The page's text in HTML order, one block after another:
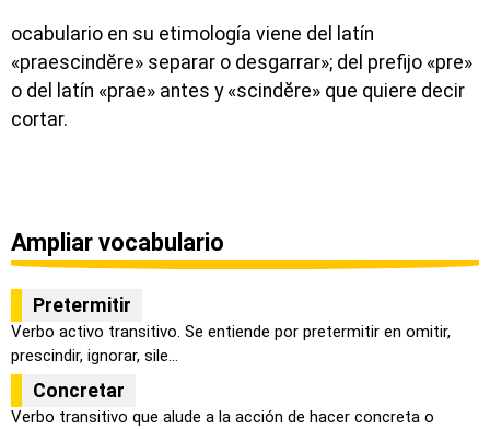
ocabulario en su etimología viene del latín
«praescindĕre» separar o desgarrar»; del prefijo «pre»
o del latín «prae» antes y «scindĕre» que quiere decir
cortar.
Ampliar vocabulario
Pretermitir
Verbo activo transitivo. Se entiende por pretermitir en omitir,
prescindir, ignorar, sile...
Concretar
Verbo transitivo que alude a la acción de hacer concreta o